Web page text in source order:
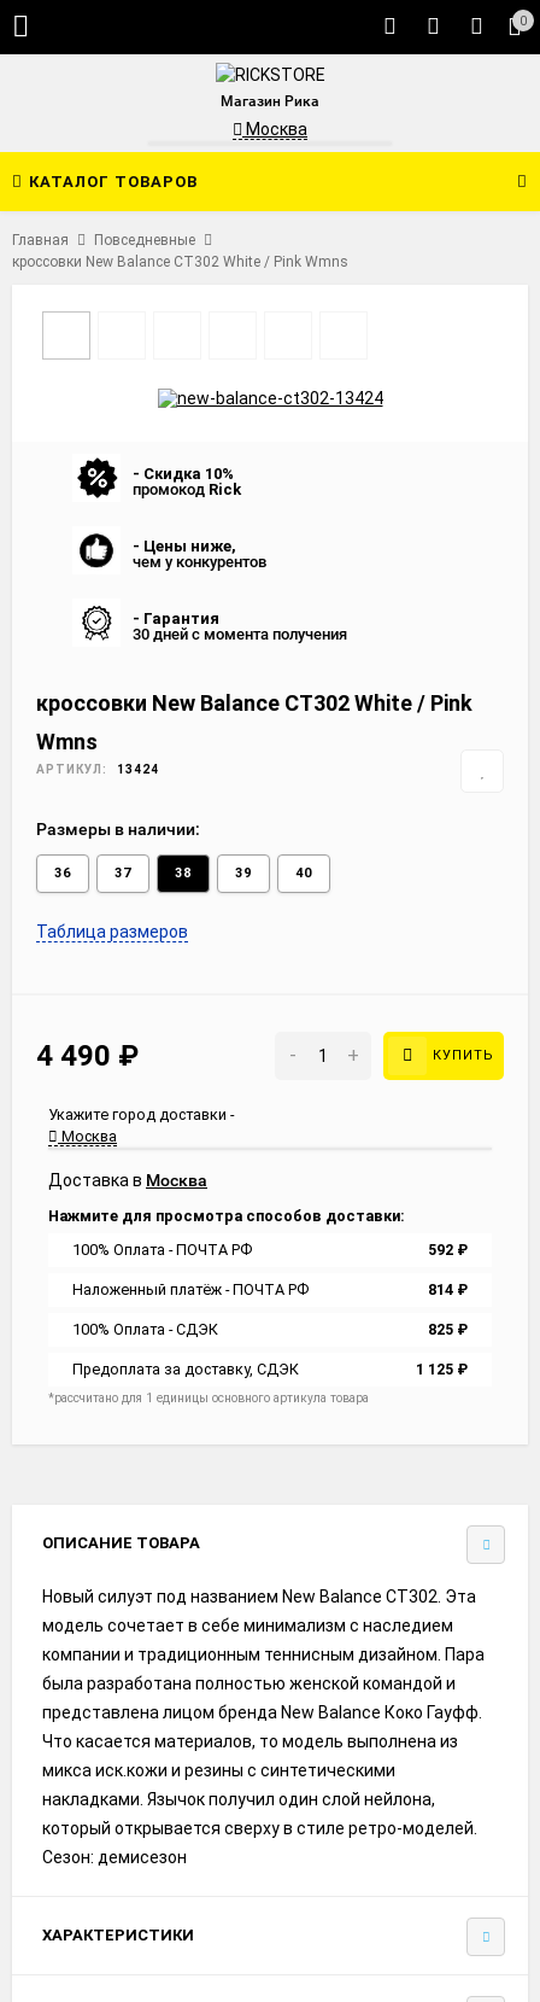
0
Магазин Рика
Москва
КАТАЛОГ ТОВАРОВ
Главная
Повседневные
кроссовки New Balance CT302 White / Pink Wmns
- Скидка 10%
промокод Rick
- Цены ниже,
чем у конкурентов
- Гарантия
30 дней с момента получения
кроссовки New Balance CT302 White / Pink
Wmns
АРТИКУЛ: 13424
Размеры в наличии:
36 37 38 39 40
Таблица размеров
4 490 ₽ - + КУПИТЬ
Укажите город доставки -
Москва
Доставка в Москва
Нажмите для просмотра способов доставки:
100% Оплата - ПОЧТА РФ
592 ₽
Наложенный платёж - ПОЧТА РФ 814 ₽
100% Оплата - СДЭК 825 ₽
Предоплата за доставку, СДЭК 1 125 ₽
*рассчитано для 1 единицы основного артикула товара
ОПИСАНИЕ ТОВАРА
Новый силуэт под названием New Balance CT302. Эта
модель сочетает в себе минимализм с наследием
компании и традиционным теннисным дизайном. Пара
была разработана полностью женской командой и
представлена лицом бренда New Balance Коко Гауфф.
Что касается материалов, то модель выполнена из
микса иск.кожи и резины с синтетическими
накладками. Язычок получил один слой нейлона,
который открывается сверху в стиле ретро-моделей.
Сезон: демисезон
ХАРАКТЕРИСТИКИ